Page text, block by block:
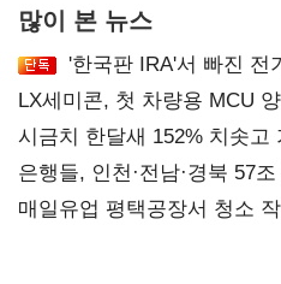
많이 본 뉴스
'한국판 IRA'서 빠진
LX세미콘, 첫 차량용 MCU
공급
시금치 한달새 152% 치솟고
은행들, 인천·전남·경북 57
매일유업 평택공장서 청소